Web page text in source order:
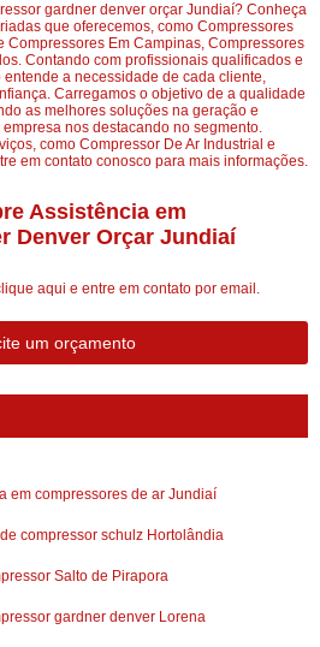
gardner denver orçar Jundiaí? Conheça
que oferecemos, como Compressores
Compressores Em Campinas, Compressores
Contando com profissionais qualificados e
a necessidade de cada cliente,
Carregamos o objetivo de a qualidade
as melhores soluções na geração e
nos destacando no segmento.
como Compressor De Ar Industrial e
em contato conosco para mais informações.
Assistência em
Denver Orçar Jundiaí
aqui e entre em contato por email.
um orçamento
em compressores de ar Jundiaí
compressor schulz Hortolândia
Salto de Pirapora
gardner denver Lorena